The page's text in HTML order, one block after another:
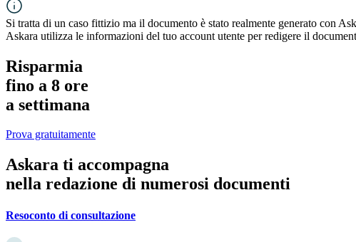
Si tratta di un caso fittizio ma il documento è stato realmente generato con
Askara utilizza le informazioni del tuo account utente per redigere il
Risparmia
fino a 8 ore
a settimana
Prova gratuitamente
Askara ti accompagna
nella redazione di numerosi documenti
Resoconto di consultazione